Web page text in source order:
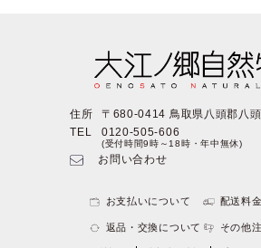
住所
〒680-0414 鳥取県八頭郡八
TEL
0120-505-606
(受付時間9時～18時・年中無休)
お問い合わせ
お支払いについて 配送料
返品・交換について その他